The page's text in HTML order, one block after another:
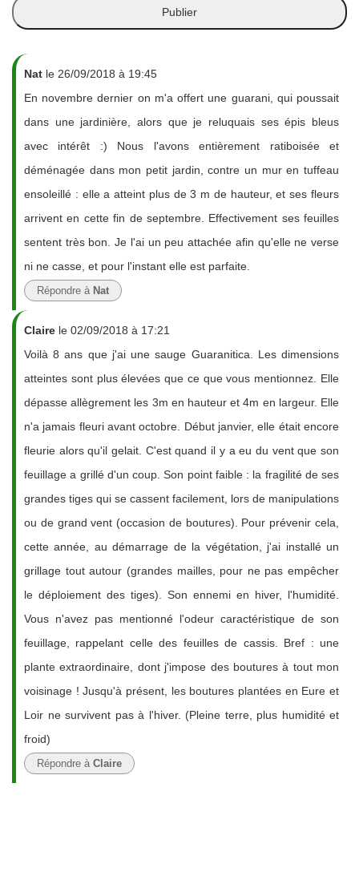
Nat le 26/09/2018 à 19:45
En novembre dernier on m'a offert une guarani, qui poussait
dans une jardinière, alors que je reluquais ses épis bleus
avec intérêt :) Nous l'avons entièrement ratiboisée et
déménagée dans mon petit jardin, contre un mur en tuffeau
ensoleillé : elle a atteint plus de 3 m de hauteur, et ses fleurs
arrivent en cette fin de septembre. Effectivement ses feuilles
sentent très bon. Je l'ai un peu attachée afin qu'elle ne verse
ni ne casse, et pour l'instant elle est parfaite.
Répondre à Nat
Claire le 02/09/2018 à 17:21
Voilà 8 ans que j'ai une sauge Guaranitica. Les dimensions
atteintes sont plus élevées que ce que vous mentionnez. Elle
dépasse allègrement les 3m en hauteur et 4m en largeur. Elle
n'a jamais fleuri avant octobre. Début janvier, elle était encore
fleurie alors qu'il gelait. C'est quand il y a eu du vent que son
feuillage a grillé d'un coup. Son point faible : la fragilité de ses
grandes tiges qui se cassent facilement, lors de manipulations
ou de grand vent (occasion de boutures). Pour prévenir cela,
cette année, au démarrage de la végétation, j'ai installé un
grillage tout autour (grandes mailles, pour ne pas empêcher
le déploiement des tiges). Son ennemi en hiver, l'humidité.
Vous n'avez pas mentionné l'odeur caractéristique de son
feuillage, rappelant celle des feuilles de cassis. Bref : une
plante extraordinaire, dont j'impose des boutures à tout mon
voisinage ! Jusqu'à présent, les boutures plantées en Eure et
Loir ne survivent pas à l'hiver. (Pleine terre, plus humidité et
froid)
Répondre à Claire